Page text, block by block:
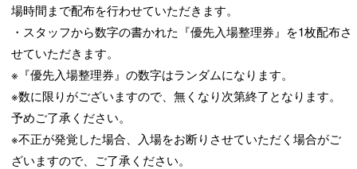
場時間まで配布を行わせていただきます。
・スタッフから数字の書かれた『優先入場整理券』を1枚配布さ
せていただきます。
※『優先入場整理券』の数字はランダムになります。
※数に限りがございますので、無くなり次第終了となります。
予めご了承ください。
※不正が発覚した場合、入場をお断りさせていただく場合がご
ざいますので、ご了承ください。